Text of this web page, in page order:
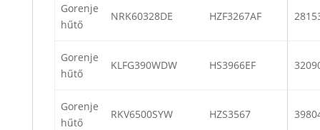
Gorenje
hűtő
NRK60328DE HZF3267AF
Gorenje
hűtő
KLFG390WDW HS3966EF
Gorenje
hűtő
RKV6500SYW HZS3567